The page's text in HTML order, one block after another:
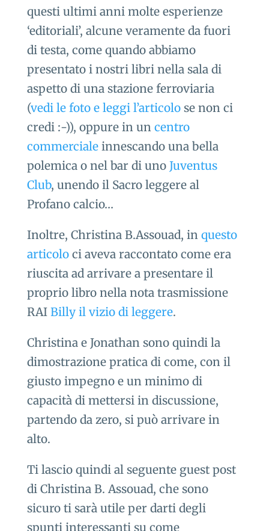
questi ultimi anni molte esperienze
‘editoriali’, alcune veramente da fuori
di testa, come quando abbiamo
presentato i nostri libri nella sala di
aspetto di una stazione ferroviaria
(vedi le foto e leggi l’articolo se non ci
credi :-)), oppure in un centro
commercialeinnescando una bella
polemica o nel bar di uno Juventus
Club, unendo il Sacro leggere al
Profano calcio…
Inoltre, Christina B.Assouad, in questo
articoloci aveva raccontato come era
riuscita ad arrivare a presentare il
proprio libro nella nota trasmissione
RAI Billy il vizio di leggere.
Christina e Jonathan sono quindi la
dimostrazione pratica di come, con il
giusto impegno e un minimo di
capacità di mettersi in discussione,
partendo da zero, si può arrivare in
alto.
Ti lascio quindi al seguente guest post
di Christina B. Assouad, che sono
sicuro ti sarà utile per darti degli
spunti interessanti su come